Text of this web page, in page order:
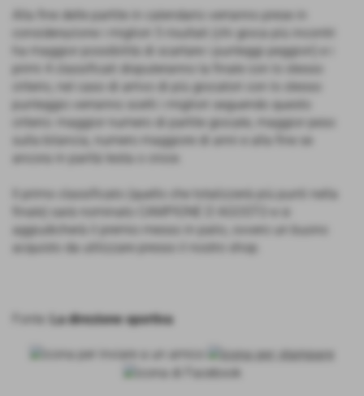
Alla fine delle partite in calendario verranno prese in
considerazione i migliori 5 risultati (chi gioca più incontri
ha maggior possibilità di scartare i punteggi peggiori) e i
primi 4 classificati disputeranno la finale con lo stesso
criterio, nel caso di arrivo di più giocatori con lo stesso
punteggio verranno scelti i migliori seguendo questo
criterio: maggior numero di partite giocate, maggior peso
sulla bilancia, numero maggiore di anni e alla fine se
ancora in parità testa o croce.
Il primo classificato (quello che totalizzerà più punti nella
finale) sarà nominato CAMPIONE D´AGOSTO e si
aggiudicherà il premio messo in palio, ovvero un buono
acquisto da utilizzare presso il nostro shop.
La direzione sportiva